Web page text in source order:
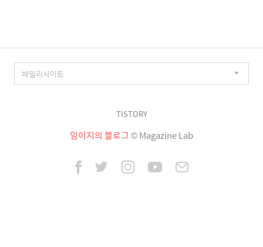
TISTORY
임이지의 블로그© Magazine Lab